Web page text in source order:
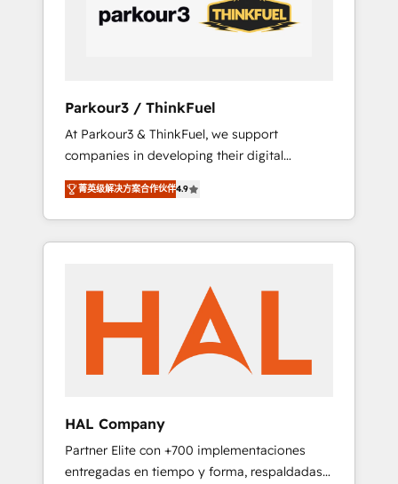
tailored HubSpot solutions. Our clients
choose us because we blend the expertise of
Our Services: HubSpot implementations &
data migration Custom AI agents Revenue
Operations API integrations AI-ready Website
design Let’s turn your CRM into your growth
engine!
Parkour3 / ThinkFuel
At Parkour3 & ThinkFuel, we support
companies in developing their digital
strategies by leveraging technologies and
automating their marketing and sales
processes to generate growth. Our offer
spans from Strategy to Operations. We
implementation, web design, sales &
marketing automation, and digital marketing.
With extensive experience working with tech
companies and manufacturers since 2002,
we are committed to empowering our clients
implementation and seamless integration of
the CRM platform into your digital
ecosystem. Would you like support in
菁英级解决方案合作伙伴4.9
HAL Company
Partner Elite con +700 implementaciones
entregadas en tiempo y forma, respaldadas